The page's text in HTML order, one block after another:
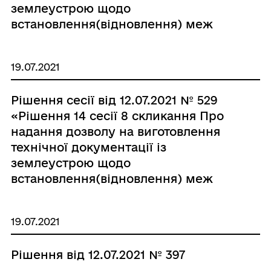
землеустрою щодо
встановлення(відновлення) меж
Ковпака, 33 гр. Донець Нелі
19.07.2021
Рішення сесії від 12.07.2021 № 529
«Рішення 14 сесії 8 скликання Про
надання дозволу на виготовлення
технічної документації із
землеустрою щодо
встановлення(відновлення) меж
Франка, 13 гр. Долованюку Івану
19.07.2021
Рішення від 12.07.2021 № 397